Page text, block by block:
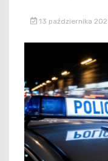
13 października